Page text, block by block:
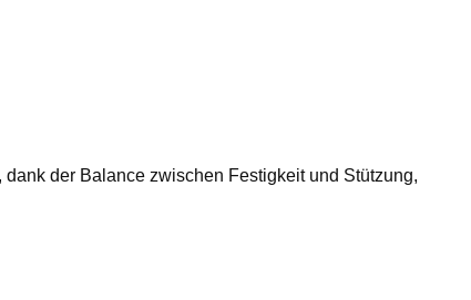
der Balance zwischen Festigkeit und Stützung,